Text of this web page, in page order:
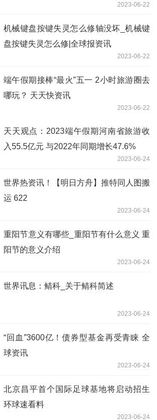
2023-06-22
机械键盘按键失灵怎么修轴没坏_机械键
盘按键失灵怎么修|全球报资讯
2023-06-22
端午假期接棒“最火”五一 2小时旅游圈去
哪玩？ 天天快资讯
2023-06-22
天天观点：2023端午假期河南省旅游收
入55.5亿元 与2022年同期增长47.6%
2023-06-24
世界热资讯！【明日方舟】推特同人图搬
运 622
2023-06-24
重阳节意义有哪些_重阳节有什么意义 重
阳节的意义介绍
2023-06-24
世界讯息：鲭科_关于鲭科简述
2023-06-24
“回血”3600亿！债券型基金再受青睐 全
球资讯
2023-06-24
北京昌平首个国际足球基地将启动招生
环球速看料
2023-06-24